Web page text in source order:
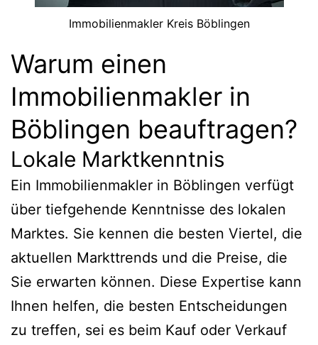
Immobilienmakler Kreis Böblingen
Warum einen
Immobilienmakler in
Böblingen beauftragen?
Lokale Marktkenntnis
Ein Immobilienmakler in Böblingen verfügt
über tiefgehende Kenntnisse des lokalen
Marktes. Sie kennen die besten Viertel, die
aktuellen Markttrends und die Preise, die
Sie erwarten können. Diese Expertise kann
Ihnen helfen, die besten Entscheidungen
zu treffen, sei es beim Kauf oder Verkauf